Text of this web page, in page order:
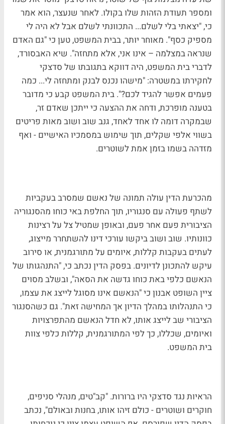
ומספר תעודת הזהות שלו בקולו. לאחר שנעצר, הוא אמר
כי, "יצאתי בלי לשלם... התכוונתי לשלם אבל לא היה לי
מספיק כסף". מאוחר יותר, בבית המשפט, טען כי "גם האדם
שנראה במצלמה – אינו אני, אלא מתחזה". שיא האבסורד,
לדברי בית המשפט, היה דווקא בתגובתו של סדצקי
לחקירתו במשטרה: "מישהו נכנס לבנק ומתחזה לי... כמה
פעמים אפשר להגיד לכם?". בית המשפט קבע כי מדובר
בטענה מופרכת, ודחה את ההצעה כי ייתכן שאדם זר,
שבמקרה דומה לו אחד לאחד, גנב שוב ושוב מאות פריטים
בשווי אלפי שקלים, תוך שימוש במסמכיו האישיים - ואף
מזדהה בשמו בזמן אמת לשוטרים.
מהכרעת הדין עולה תמונה של נאשם שמסרב בעקביות
לשתף פעולה עם סנגוריו, תוך החלפת באי כוחו מהסנגוריה
הציבורית פעם אחר פעם, ובאופן שמטיל צל על רצינות
כוונותיו. שוב ושוב ביקשו עורכי דינו להשתחרר מייצוג,
לעתים בעקבות קללות, איומים על מתורגמנית, או סירוב
עיקש להתכונן לדיונים. בפסק הדין נכתב כי, "התנהגותו של
הנאשם כלפי באת כוחו גדשה את הסאה", ובשלב מסוים
ציין השופט אבנון כי "הנאשם אינו מסוגל לייצג את עצמו,
כי התנהלותו במהלך הדיון אך המחישה זאת". גם כשהסנגור
הציבורי שב לייצג אותו, לא חדל הנאשם מהתפרצויות
ואיומים, שכללו, כך לפי המתורגמנית, קללות כלפי צוות
בית המשפט.
הראיות נגד סדצקי היו ברורות. "קב"טים, מנהלי סניפים,
חוקרים ושוטרים - כולם זיהו אותו, בחנות ובאולם", נכתב